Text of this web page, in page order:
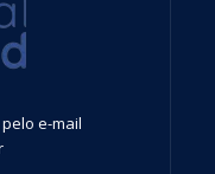
e-mail